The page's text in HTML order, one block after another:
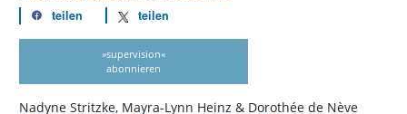
teilen teilen
»supervision«
abonnieren
Nadyne Stritzke, Mayra-Lynn Heinz & Dorothée de Nève